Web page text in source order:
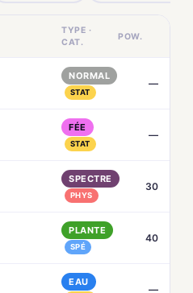
TYPE ·
CAT.
POW.
NORMAL
STAT
—
FÉE
STAT
—
SPECTRE
PHYS
30
PLANTE
SPÉ
40
EAU
—